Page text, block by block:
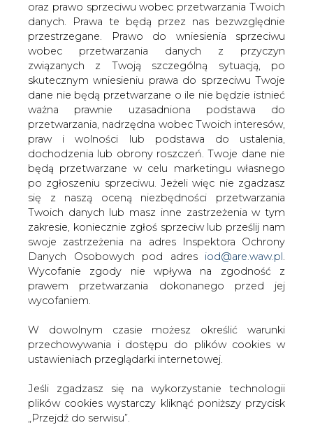
oraz prawo sprzeciwu wobec przetwarzania Twoich
danych. Prawa te będą przez nas bezwzględnie
przestrzegane. Prawo do wniesienia sprzeciwu
wobec przetwarzania danych z przyczyn
związanych z Twoją szczególną sytuacją, po
skutecznym wniesieniu prawa do sprzeciwu Twoje
dane nie będą przetwarzane o ile nie będzie istnieć
ważna prawnie uzasadniona podstawa do
przetwarzania, nadrzędna wobec Twoich interesów,
praw i wolności lub podstawa do ustalenia,
dochodzenia lub obrony roszczeń. Twoje dane nie
będą przetwarzane w celu marketingu własnego
po zgłoszeniu sprzeciwu. Jeżeli więc nie zgadzasz
się z naszą oceną niezbędności przetwarzania
Twoich danych lub masz inne zastrzeżenia w tym
zakresie, koniecznie zgłoś sprzeciw lub prześlij nam
swoje zastrzeżenia na adres Inspektora Ochrony
Danych Osobowych pod adres iod@are.waw.pl.
Wycofanie zgody nie wpływa na zgodność z
prawem przetwarzania dokonanego przed jej
wycofaniem.
W dowolnym czasie możesz określić warunki
przechowywania i dostępu do plików cookies w
ustawieniach przeglądarki internetowej.
Jeśli zgadzasz się na wykorzystanie technologii
plików cookies wystarczy kliknąć poniższy przycisk
„Przejdź do serwisu”.
Elektrim ma trzy propozycje
rozwiązania konfliktu w Mostostalu
Warszawa. Jedno jest pewne - jeśli
szybko nie dojdzie do porozumienia z
Accioną, to stołeczna spółka budowlana
- kierowana przez dwóch prezesów -
pogrąży się w kłopotach.
Elektrim, mniejszościowy akcjonariusz Mostostalu
Warszawa, ma trzy propozycje dla Acciony, która posiada
obecnie 49 proc. walorów stołecznej firmy budowlanej.
- Po pierwsze, możemy współpracować i zgadzamy się
na to, by spółką kierował przedstawiciel Acciony. Nie
może to być jednak Neil Balfour, który wystarczająco
zdyskredytował się w oczach kontrahentów - mówi
Jacek Walczykowski, wiceprezes Elektrimu.
Jego zdaniem, jeśli jednak Hiszpanie chcą koniecznie
Neila Balfoura na posadzie prezesa, to Elektrim ma drugą
ogłoszenie przez Accionę wezwania na 100 proc. akcji
Mostostalu. I to po cenie 17-18 zł. Tymczasem ostatnie
ich wezwanie opiewało na 14 zł.
Wreszcie - gdyby i ta propozycja nie przypadła do gustu
Accionie - to Hiszpanie powinni sprzedać walory
warszawskiej firmy budowlanej. Wówczas na ich zakup